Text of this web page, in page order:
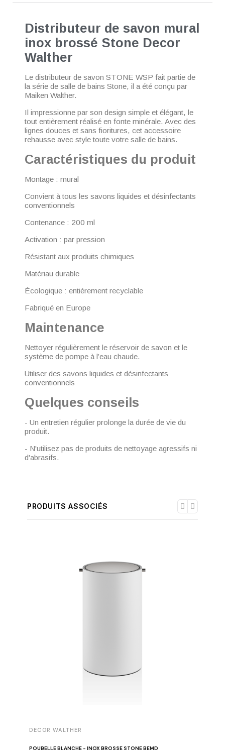
Distributeur de savon mural
inox brossé Stone Decor
Walther
Le distributeur de savon STONE WSP fait partie de
la série de salle de bains Stone, il a été conçu par
Maiken Walther.
Il impressionne par son design simple et élégant, le
tout entièrement réalisé en fonte minérale. Avec des
lignes douces et sans fioritures, cet accessoire
rehausse avec style toute votre salle de bains.
Caractéristiques du produit
Montage : mural
Convient à tous les savons liquides et désinfectants
conventionnels
Contenance : 200 ml
Activation : par pression
Résistant aux produits chimiques
Matériau durable
Écologique : entièrement recyclable
Fabriqué en Europe
Maintenance
Nettoyer régulièrement le réservoir de savon et le
système de pompe à l’eau chaude.
Utiliser des savons liquides et désinfectants
conventionnels
Quelques conseils
- Un entretien régulier prolonge la durée de vie du
produit.
- N'utilisez pas de produits de nettoyage agressifs ni
d'abrasifs.
PRODUITS ASSOCIÉS
DECOR WALTHER
POUBELLE BLANCHE - INOX BROSSÉ STONE BEMD